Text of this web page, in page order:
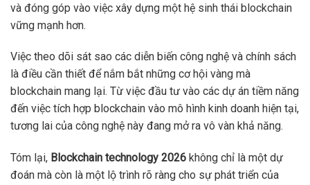
và đóng góp vào việc xây dựng một hệ sinh thái blockchain
vững mạnh hơn.
Việc theo dõi sát sao các diễn biến công nghệ và chính sách
là điều cần thiết để nắm bắt những cơ hội vàng mà
blockchain mang lại. Từ việc đầu tư vào các dự án tiềm năng
đến việc tích hợp blockchain vào mô hình kinh doanh hiện tại,
tương lai của công nghệ này đang mở ra vô vàn khả năng.
Tóm lại, Blockchain technology 2026 không chỉ là một dự
đoán mà còn là một lộ trình rõ ràng cho sự phát triển của